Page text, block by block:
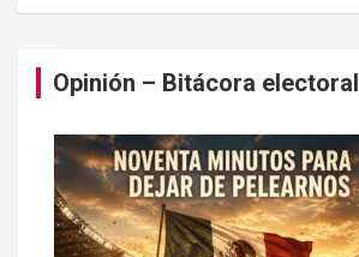
Opinión – Bitácora electoral